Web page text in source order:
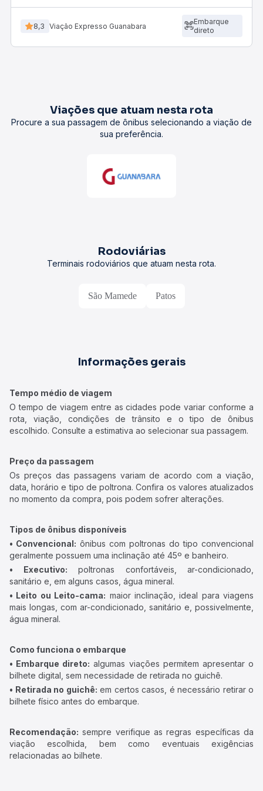
8,3 Viação Expresso Guanabara
Embarque
direto
Viações que atuam nesta rota
Procure a sua passagem de ônibus selecionando a viação de
sua preferência.
Rodoviárias
Terminais rodoviários que atuam nesta rota.
São Mamede Patos
Informações gerais
Tempo médio de viagem
O tempo de viagem entre as cidades pode variar conforme a
rota, viação, condições de trânsito e o tipo de ônibus
escolhido. Consulte a estimativa ao selecionar sua passagem.
Preço da passagem
Os preços das passagens variam de acordo com a viação,
data, horário e tipo de poltrona. Confira os valores atualizados
no momento da compra, pois podem sofrer alterações.
Tipos de ônibus disponíveis
• Convencional: ônibus com poltronas do tipo convencional
geralmente possuem uma inclinação até 45º e banheiro.
• Executivo: poltronas confortáveis, ar-condicionado,
sanitário e, em alguns casos, água mineral.
• Leito ou Leito-cama: maior inclinação, ideal para viagens
mais longas, com ar-condicionado, sanitário e, possivelmente,
água mineral.
Como funciona o embarque
• Embarque direto: algumas viações permitem apresentar o
bilhete digital, sem necessidade de retirada no guichê.
• Retirada no guichê: em certos casos, é necessário retirar o
bilhete físico antes do embarque.
Recomendação: sempre verifique as regras específicas da
viação escolhida, bem como eventuais exigências
relacionadas ao bilhete.